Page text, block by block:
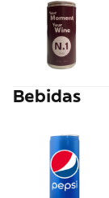
Bebidas